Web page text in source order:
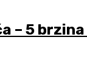
– 5 brzina